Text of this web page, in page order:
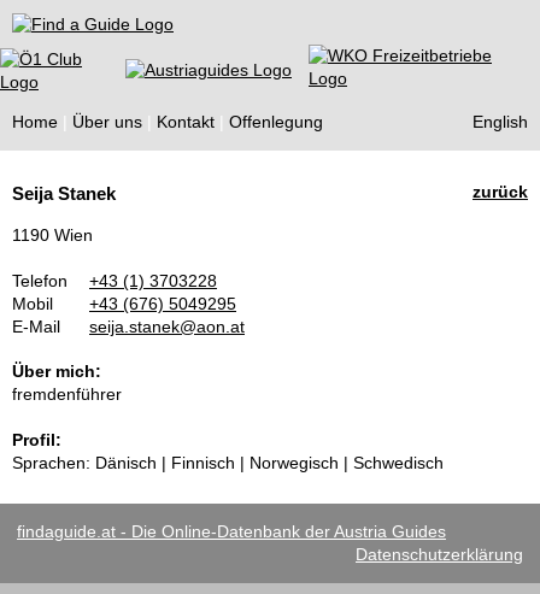
Find a Guide
Home Über uns Kontakt Offenlegung English
Guides
zurück
Seija Stanek
1190 Wien
Telefon
+43 (1) 3703228
Mobil
+43 (676) 5049295
E-Mail
seija.stanek@aon.at
Über mich:
fremdenführer
Profil:
Sprachen: Dänisch | Finnisch | Norwegisch | Schwedisch
findaguide.at - Die Online-Datenbank der Austria Guides
Datenschutzerklärung